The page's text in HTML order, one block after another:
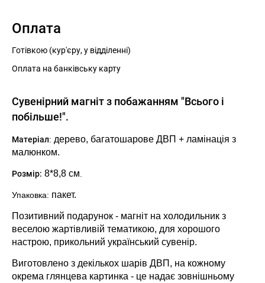
Оплата
Готівкою (кур'єру, у відділенні)
Оплата на банківську карту
Сувенірний магніт з побажанням "Всього і
побільше!".
Матеріал: дерево, багатошарове ДВП + ламінація з
малюнком.
Розмір: 8*8,8 см
Упаковка: пакет.
Позитивний подарунок - магніт на холодильник з
веселою жартівливій тематикою, для хорошого
настрою, прикольний український сувенір.
Виготовлено з декількох шарів ДВП, на кожному
окрема глянцева картинка - це надає зовнішньому